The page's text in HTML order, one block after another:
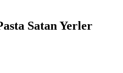
Satan Yerler